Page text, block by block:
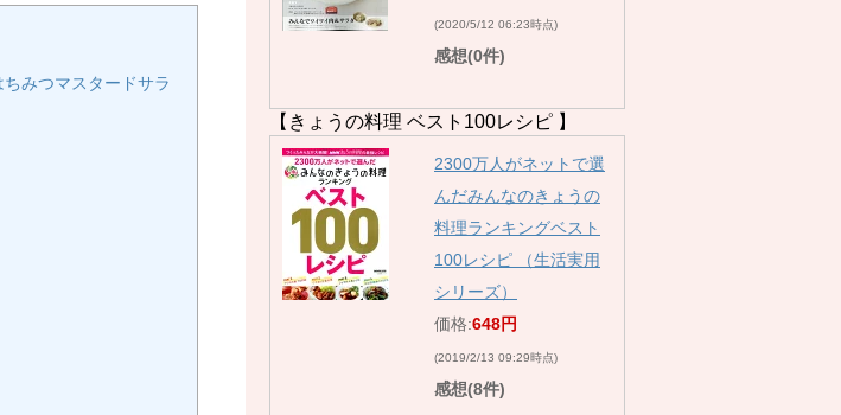
みつマスタードサラ
(2020/5/12 06:23時点)
感想(0件)
【きょうの料理 ベスト100レシピ 】
2300万人がネットで選
んだみんなのきょうの
料理ランキングベスト
100レシピ （生活実用
シリーズ）
価格:648円
(2019/2/13 09:29時点)
感想(8件)